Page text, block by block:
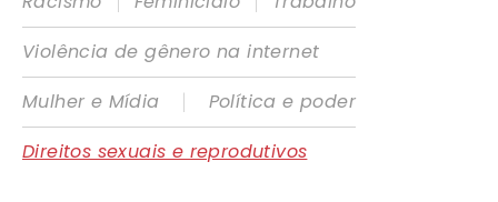
Violência de gênero na internet
Mulher e Mídia
|
Política e poder
Direitos sexuais e reprodutivos